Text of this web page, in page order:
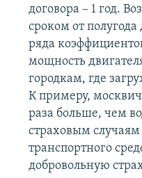
договора – 1 год.
сроком от
ряда
мощность
городкам, где
К примеру,
раза больше, чем
страховым
транспортного
добровольную